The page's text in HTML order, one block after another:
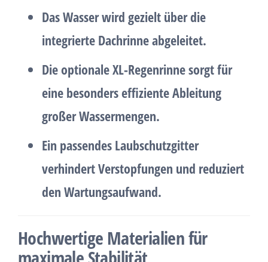
Das Wasser wird gezielt über die
integrierte Dachrinneabgeleitet.
Dieoptionale XL-Regenrinnesorgt für
eine besonders effiziente Ableitung
großer Wassermengen.
Ein passendes Laubschutzgitter
verhindert Verstopfungen und reduziert
den Wartungsaufwand.
Hochwertige Materialien für